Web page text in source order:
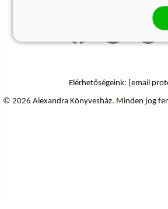
Elérhetőségeink: [email
© 2026 Alexandra Könyvesház. Minden jog